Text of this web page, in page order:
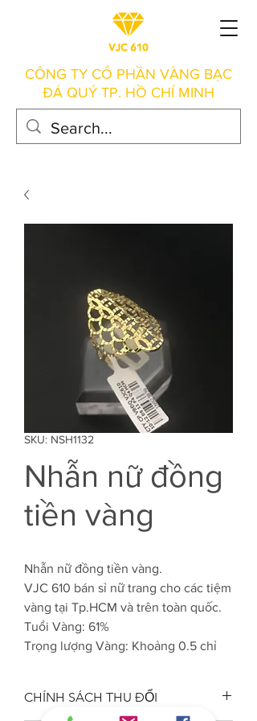
CÔNG TY CỔ PHẦN VÀNG BẠC
ĐÁ QUÝ TP. HỒ CHÍ MINH
SKU: NSH1132
Nhẫn nữ đồng
tiền vàng
Nhẫn nữ đồng tiền vàng.
VJC 610 bán sỉ nữ trang cho các tiệm
vàng tại Tp.HCM và trên toàn quốc.
Tuổi Vàng: 61%
Trọng lượng Vàng: Khoảng 0.5 chỉ
CHÍNH SÁCH THU ĐỔI